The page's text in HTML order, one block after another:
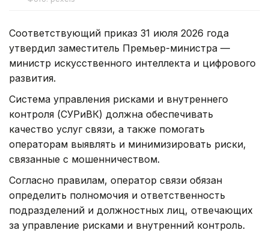
Соответствующий приказ 31 июля 2026 года
утвердил заместитель Премьер-министра —
министр искусственного интеллекта и цифрового
развития.
Система управления рисками и внутреннего
контроля (СУРиВК) должна обеспечивать
качество услуг связи, а также помогать
операторам выявлять и минимизировать риски,
связанные с мошенничеством.
Согласно правилам, оператор связи обязан
определить полномочия и ответственность
подразделений и должностных лиц, отвечающих
за управление рисками и внутренний контроль.